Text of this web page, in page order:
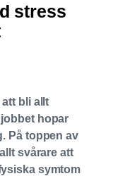
stress
bli allt
hopar
På toppen av
svårare att
symtom